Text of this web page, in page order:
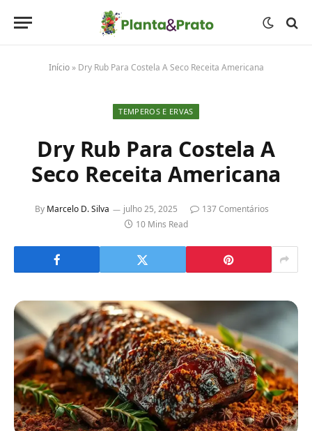
Início» Dry Rub Para Costela A Seco Receita Americana
TEMPEROS E ERVAS
Dry Rub Para Costela A
Seco Receita Americana
By Marcelo D. Silva julho 25, 2025
137 Comentários
10 Mins Read